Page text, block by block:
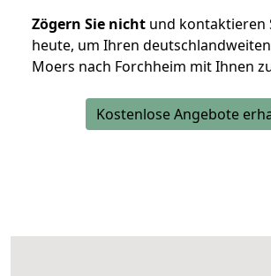
Zögern Sie nicht und kontaktieren
heute, um Ihren
Moers nach Forchheim mit Ihnen
Kostenlose Angebote